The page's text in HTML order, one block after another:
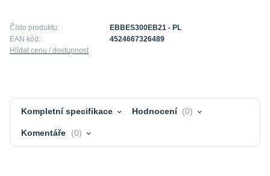
Číslo produktu:
EBBES300EB21 - PL
EAN kód:
4524667326489
Hlídat cenu / dostupnost
Kompletní specifikace Hodnocení 0
Komentáře 0